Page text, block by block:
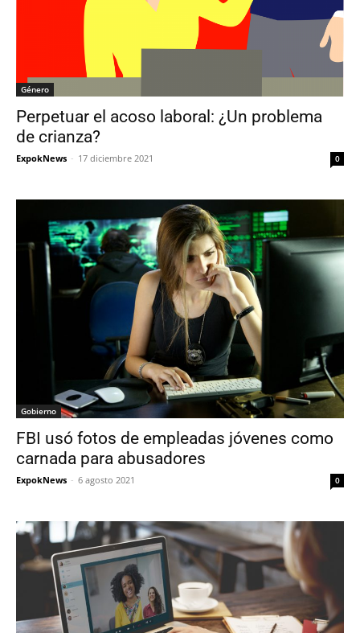
Género
Perpetuar el acoso laboral: ¿Un problema
de crianza?
ExpokNews - 17 diciembre 2021 0
Gobierno
FBI usó fotos de empleadas jóvenes como
carnada para abusadores
ExpokNews - 6 agosto 2021 0